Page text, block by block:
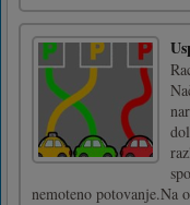
nemoteno potovanje.Na